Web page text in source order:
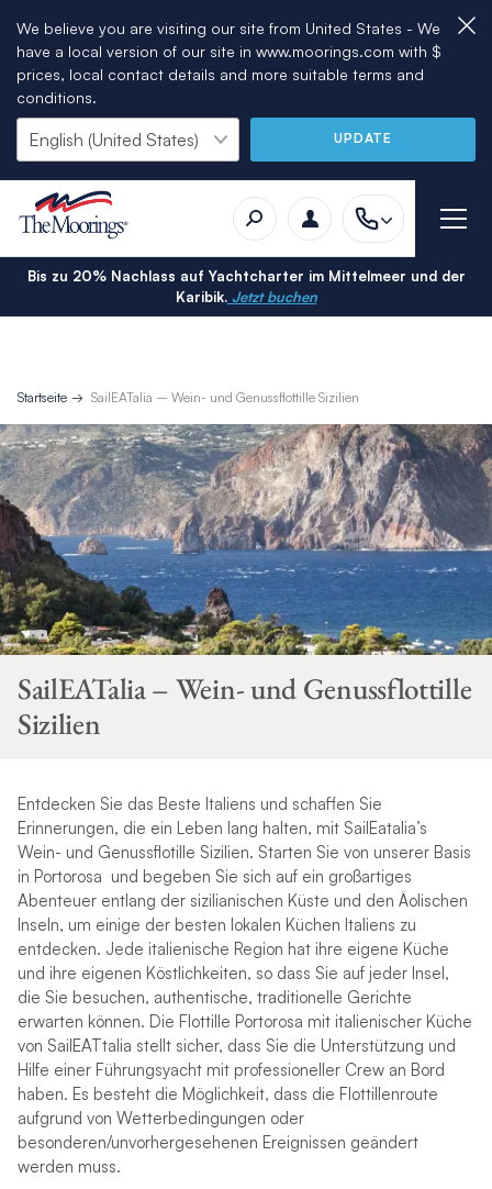
We believe you are visiting our site from United States - We
have a local version of our site in www.moorings.com with $
prices, local contact details and more suitable terms and
conditions.
UPDATE
Bis zu 20% Nachlass auf Yachtcharter im Mittelmeer und der
Karibik.Jetzt buchen
Startseite SailEATalia – Wein- und Genussflottille Sizilien
SailEATalia – Wein- und Genussflottille
Sizilien
Entdecken Sie das Beste Italiens und schaffen Sie
Erinnerungen, die ein Leben lang halten, mit SailEatalia’s
Wein- und Genussflotille Sizilien. Starten Sie von unserer Basis
in Portorosa und begeben Sie sich auf ein großartiges
Abenteuer entlang der sizilianischen Küste und den Äolischen
Inseln, um einige der besten lokalen Küchen Italiens zu
entdecken. Jede italienische Region hat ihre eigene Küche
und ihre eigenen Köstlichkeiten, so dass Sie auf jeder Insel,
die Sie besuchen, authentische, traditionelle Gerichte
erwarten können. Die Flottille Portorosa mit italienischer Küche
von SailEATtalia stellt sicher, dass Sie die Unterstützung und
Hilfe einer Führungsyacht mit professioneller Crew an Bord
haben. Es besteht die Möglichkeit, dass die Flottillenroute
aufgrund von Wetterbedingungen oder
besonderen/unvorhergesehenen Ereignissen geändert
werden muss.